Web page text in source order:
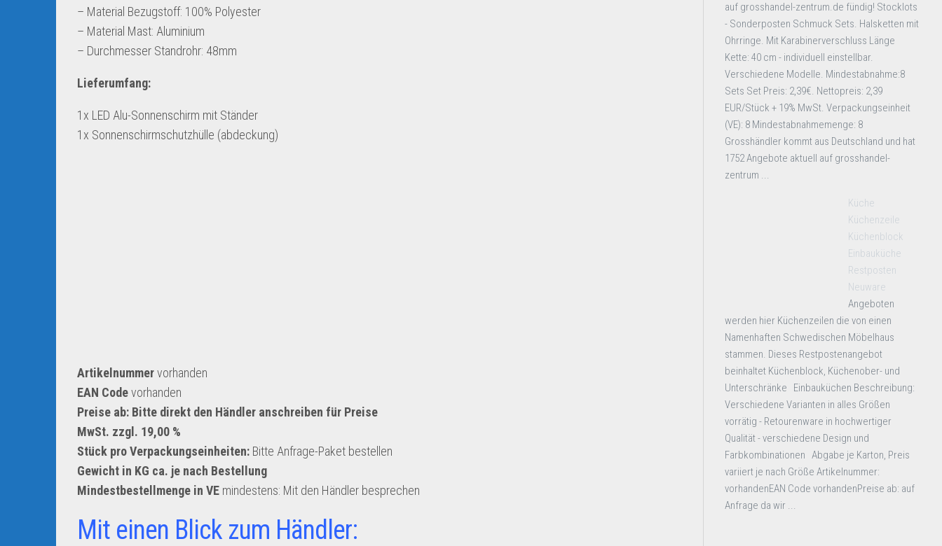
– Material Bezugstoff: 100% Polyester
– Material Mast: Aluminium
– Durchmesser Standrohr: 48mm
Lieferumfang:
1x LED Alu-Sonnenschirm mit Ständer
1x Sonnenschirmschutzhülle (abdeckung)
Artikelnummervorhanden
EAN Codevorhanden
Preise ab: Bitte direkt den Händler anschreiben für Preise
MwSt. zzgl. 19,00 %
Stück pro Verpackungseinheiten: Bitte Anfrage-Paket bestellen
Gewicht in KG ca. je nach Bestellung
Mindestbestellmenge in VE mindestens: Mit den Händler besprechen
Mit einen Blick zum Händler:
auf grosshandel-zentrum.de fündig! Stocklots
- Sonderposten Schmuck Sets. Halsketten mit
Ohrringe. Mit Karabinerverschluss Länge
Kette: 40 cm - individuell einstellbar.
Verschiedene Modelle. Mindestabnahme:8
Sets Set Preis: 2,39€. Nettopreis: 2,39
EUR/Stück + 19% MwSt. Verpackungseinheit
(VE): 8 Mindestabnahmemenge: 8
Grosshändler kommt aus Deutschland und hat
1752 Angebote aktuell auf grosshandel-
zentrum ...
Küche
Küchenzeile
Küchenblock
Einbauküche
Restposten
Neuware
Angeboten
werden hier Küchenzeilen die von einen
Namenhaften Schwedischen Möbelhaus
stammen. Dieses Restpostenangebot
beinhaltet Küchenblock, Küchenober- und
Unterschränke Einbauküchen Beschreibung:
Verschiedene Varianten in alles Größen
vorrätig - Retourenware in hochwertiger
Qualität - verschiedene Design und
Farbkombinationen Abgabe je Karton, Preis
variiert je nach Größe Artikelnummer:
vorhandenEAN Code vorhandenPreise ab: auf
Anfrage da wir ...